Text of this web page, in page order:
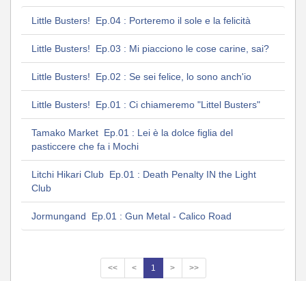
Little Busters! Ep.04 : Porteremo il sole e la felicità
Little Busters! Ep.03 : Mi piacciono le cose carine, sai?
Little Busters! Ep.02 : Se sei felice, lo sono anch'io
Little Busters! Ep.01 : Ci chiameremo "Littel Busters"
Tamako Market Ep.01 : Lei è la dolce figlia del
pasticcere che fa i Mochi
Litchi Hikari Club Ep.01 : Death Penalty IN the Light
Club
Jormungand Ep.01 : Gun Metal - Calico Road
<< < 1 > >>